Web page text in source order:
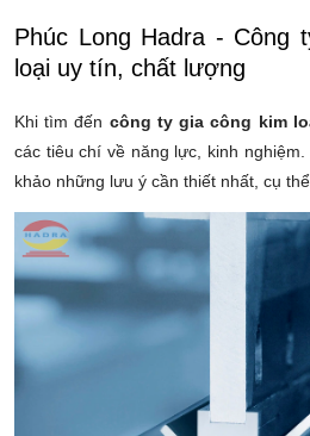
Phúc Long Hadra - Công
loại uy tín, chất lượng
Khi tìm đến công ty gia công kim
các tiêu chí về năng lực, kinh
khảo những lưu ý cần thiết nhất, cụ